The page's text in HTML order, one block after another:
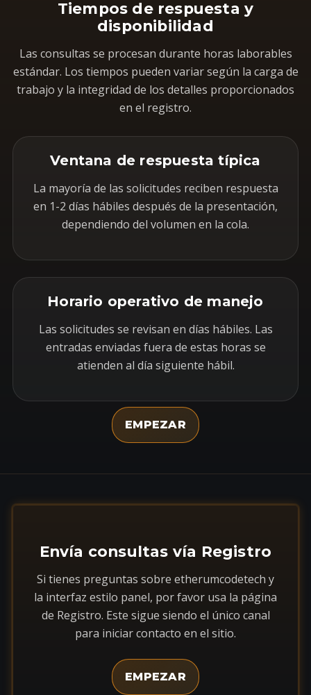
Tiempos de respuesta y
disponibilidad
Las consultas se procesan durante horas laborables
estándar. Los tiempos pueden variar según la carga de
trabajo y la integridad de los detalles proporcionados
en el registro.
Ventana de respuesta típica
La mayoría de las solicitudes reciben respuesta
en 1-2 días hábiles después de la presentación,
dependiendo del volumen en la cola.
Horario operativo de manejo
Las solicitudes se revisan en días hábiles. Las
entradas enviadas fuera de estas horas se
atienden al día siguiente hábil.
EMPEZAR
Envía consultas vía Registro
Si tienes preguntas sobre etherumcodetech y
la interfaz estilo panel, por favor usa la página
de Registro. Este sigue siendo el único canal
para iniciar contacto en el sitio.
EMPEZAR